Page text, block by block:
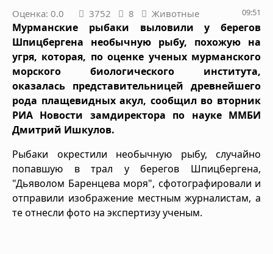
Оценка: 0.0 3752 8 Животные 09:51
Мурманские рыбаки выловили у берегов
Шпицбергена необычную рыбу, похожую на
угря, которая, по оценке ученых мурманского
морского биологического института,
оказалась представительницей древнейшего
рода плащевидных акул, сообщил во вторник
РИА Новости замдиректора по науке ММБИ
Дмитрий Ишкулов.
Рыбаки окрестили необычную рыбу, случайно
попавшую в трал у берегов Шпицбергена,
"Дьяволом Баренцева моря", сфотографировали и
отправили изображение местным журналистам, а
те отнесли фото на экспертизу ученым.